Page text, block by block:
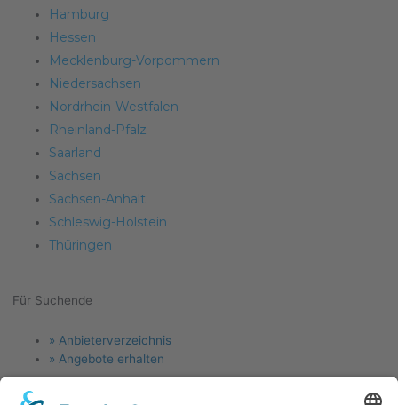
Hamburg
Hessen
Mecklenburg-Vorpommern
Niedersachsen
Nordrhein-Westfalen
Rheinland-Pfalz
Saarland
Sachsen
Sachsen-Anhalt
Schleswig-Holstein
Thüringen
Für Suchende
Menu
» Anbieterverzeichnis
» Angebote erhalten
Für Anlagenbauer